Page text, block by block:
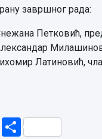
завршног рада:
Петковић,
Латиновић,
ViberShare